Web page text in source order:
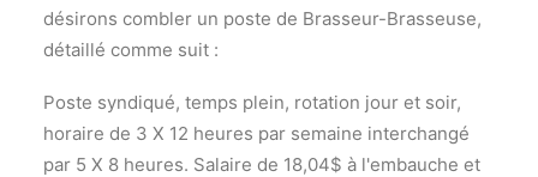
désirons combler un poste de Brasseur-Brasseuse,
détaillé comme suit :
Poste syndiqué, temps plein, rotation jour et soir,
horaire de 3 X 12 heures par semaine interchangé
par 5 X 8 heures. Salaire de 18,04$ à l'embauche et